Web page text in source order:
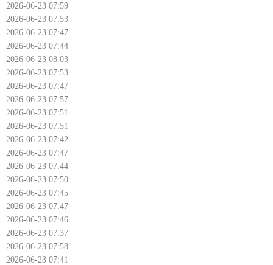
2026-06-23 07:59
2026-06-23 07:53
2026-06-23 07:47
2026-06-23 07:44
2026-06-23 08:03
2026-06-23 07:53
2026-06-23 07:47
2026-06-23 07:57
2026-06-23 07:51
2026-06-23 07:51
2026-06-23 07:42
2026-06-23 07:47
2026-06-23 07:44
2026-06-23 07:50
2026-06-23 07:45
2026-06-23 07:47
2026-06-23 07:46
2026-06-23 07:37
2026-06-23 07:58
2026-06-23 07:41